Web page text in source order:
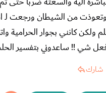
من الشيطان ورجعت لـ
ولكن كانني بجوار الحرامية
فعل شي !! ساعدوني بتفسير
شارك